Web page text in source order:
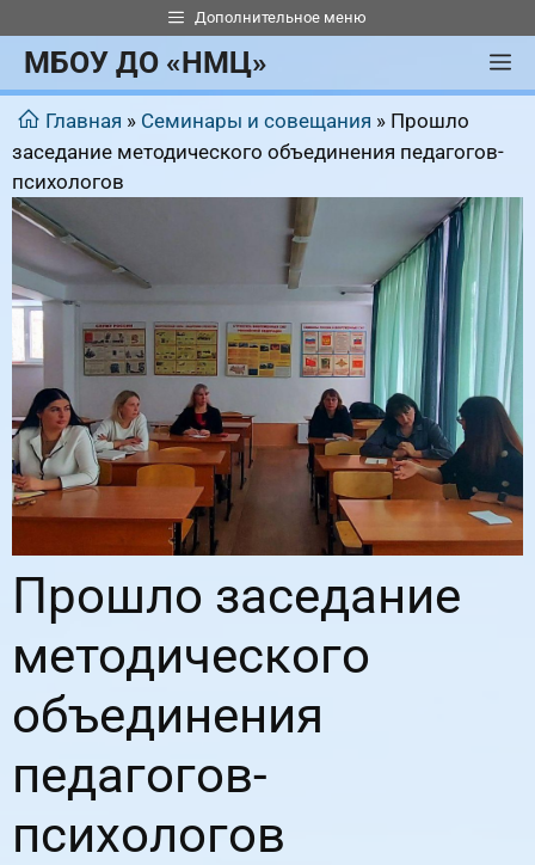
к
содержимому
Дополнительное меню
МБОУ ДО «НМЦ»
Главная » Семинары и совещания » Прошло
заседание методического объединения педагогов-
психологов
Прошло заседание
методического
объединения
педагогов-
психологов